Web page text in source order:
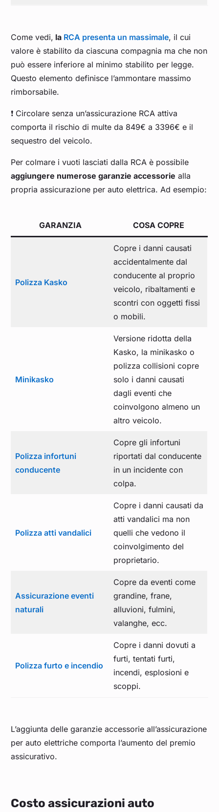
Come vedi, la RCA presenta un massimale, il cui
valore è stabilito da ciascuna compagnia ma che non
può essere inferiore al minimo stabilito per legge.
Questo elemento definisce l’ammontare massimo
rimborsabile.
❗ Circolare senza un’assicurazione RCA attiva
comporta il rischio di multe da 849€ a 3396€ e il
sequestro del veicolo.
Per colmare i vuoti lasciati dalla RCA è possibile
aggiungere numerose garanzie accessorie alla
propria assicurazione per auto elettrica. Ad esempio:
GARANZIA COSA COPRE
Polizza Kasko
Copre i danni causati
accidentalmente dal
conducente al proprio
veicolo, ribaltamenti e
scontri con oggetti fissi
o mobili.
Minikasko
Versione ridotta della
Kasko, la minikasko o
polizza collisioni copre
solo i danni causati
dagli eventi che
coinvolgono almeno un
altro veicolo.
Polizza infortuni
conducente
Copre gli infortuni
riportati dal conducente
in un incidente con
colpa.
Polizza atti vandalici
Copre i danni causati da
atti vandalici ma non
quelli che vedono il
coinvolgimento del
proprietario.
Assicurazione eventi
naturali
Copre da eventi come
grandine, frane,
alluvioni, fulmini,
valanghe, ecc.
Polizza furto e incendio
Copre i danni dovuti a
furti, tentati furti,
incendi, esplosioni e
scoppi.
L’aggiunta delle garanzie accessorie all’assicurazione
per auto elettriche comporta l’aumento del premio
assicurativo.
Costo assicurazioni auto